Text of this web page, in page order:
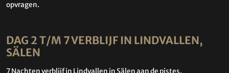
opvragen.
DAG 2 T/M 7 VERBLIJF IN LINDVALLEN,
SÄLEN
7 Nachten verblijf in Lindvallen in Sälen aan de pistes.